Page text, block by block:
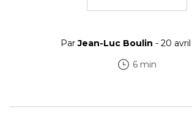
ParJean-Luc Boulin - 20
6 min